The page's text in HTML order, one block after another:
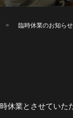
臨時休業のお知らせ
休業とさせていた